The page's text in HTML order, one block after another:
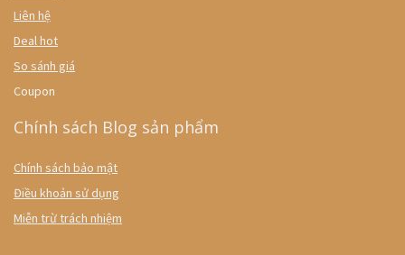
Liên hệ
Deal hot
So sánh giá
Coupon
Chính sách Blog sản phẩm
Chính sách bảo mật
Điều khoản sử dụng
Miễn trừ trách nhiệm